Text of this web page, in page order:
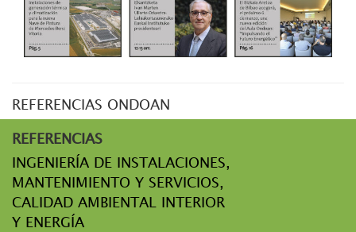
REFERENCIAS ONDOAN
REFERENCIAS
INGENIERÍA DE INSTALACIONES,
MANTENIMIENTO Y SERVICIOS,
CALIDAD AMBIENTAL INTERIOR
Y ENERGÍA